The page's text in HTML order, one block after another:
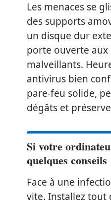
Les menaces se
des supports
un disque dur
porte ouverte aux
malveillants.
antivirus bien
pare-feu solide,
dégâts et
Si votre
quelques conseils
Face à une
vite. Installez tout